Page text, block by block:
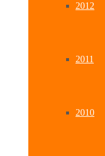
2012
2011
2010